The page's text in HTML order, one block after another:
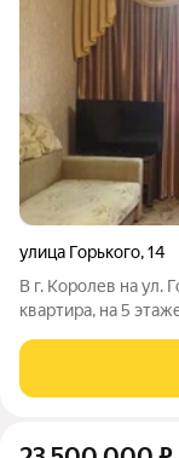
улица Горького,14
В г. Королев на ул.
квартира, на 5
65.5 кв .м, без 63
размерами 17 кв.м.,